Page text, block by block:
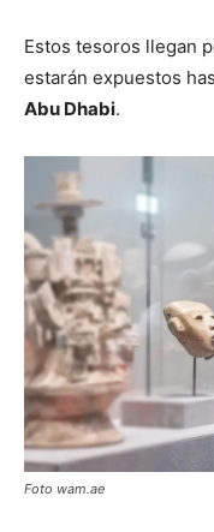
Estos tesoros llegan
estarán expuestos
Abu Dhabi.
Foto wam.ae